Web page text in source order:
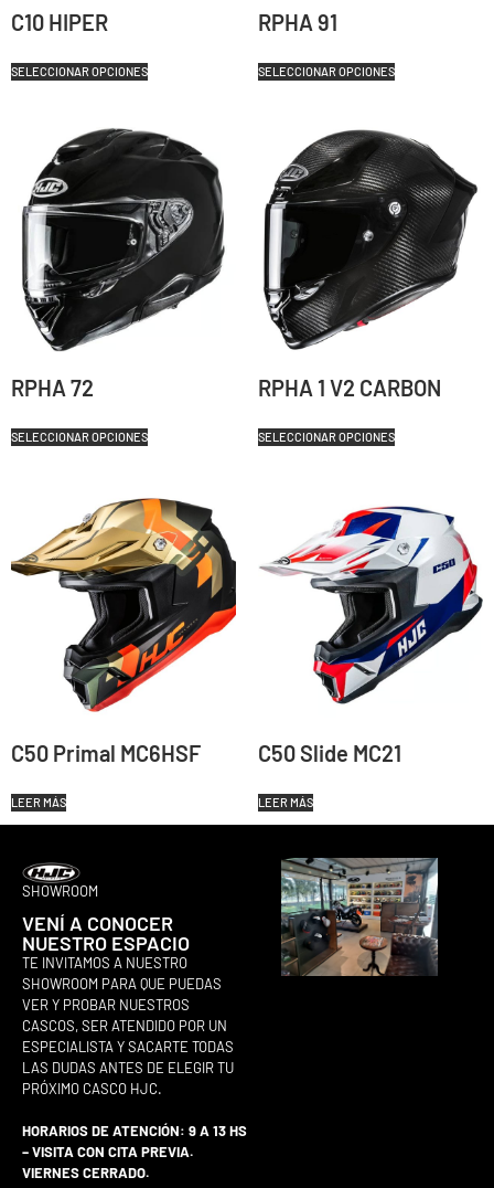
C10 HIPER
SELECCIONAR OPCIONES
RPHA 91
SELECCIONAR OPCIONES
RPHA 72
SELECCIONAR OPCIONES
RPHA 1 V2 CARBON
SELECCIONAR OPCIONES
C50 Primal MC6HSF
LEER MÁS
C50 Slide MC21
LEER MÁS
SHOWROOM
VENÍ A CONOCER
NUESTRO ESPACIO
TE INVITAMOS A NUESTRO
SHOWROOM PARA QUE PUEDAS
VER Y PROBAR NUESTROS
CASCOS, SER ATENDIDO POR UN
ESPECIALISTA Y SACARTE TODAS
LAS DUDAS ANTES DE ELEGIR TU
PRÓXIMO CASCO HJC.
HORARIOS DE ATENCIÓN: 9 A 13 HS
– VISITA CON CITA PREVIA.
VIERNES CERRADO.